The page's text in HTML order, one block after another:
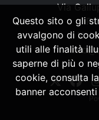
Via
N.
Questo sito o gli
avvalgono di
utili alle finalità
saperne di più o
cookie, consulta
banner